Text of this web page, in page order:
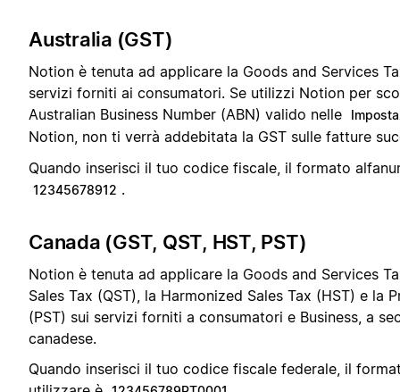
Australia (GST)
Notion è tenuta ad applicare la Goods and Services
servizi forniti ai consumatori. Se utilizzi Notion per
Australian Business Number (ABN) valido nelle
Notion, non ti verrà addebitata la GST sulle fatture
Quando inserisci il tuo codice fiscale, il formato
12345678912 .
Canada (GST, QST, HST, PST)
Notion è tenuta ad applicare la Goods and Services
Sales Tax (QST), la Harmonized Sales Tax (HST) e la
(PST) sui servizi forniti a consumatori e Business, a
canadese.
Quando inserisci il tuo codice fiscale federale, il